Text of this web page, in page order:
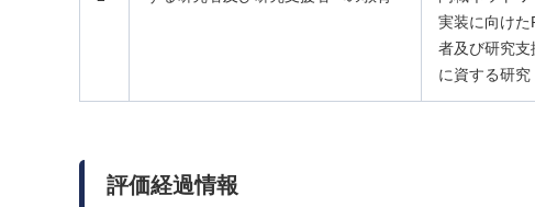
実装に向け
者及び研究
に資する研究
評価経過情報